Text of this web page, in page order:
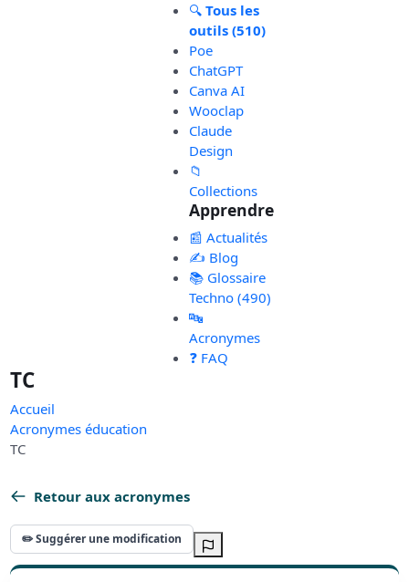
🔍 Tous les
outils (510)
Poe
ChatGPT
Canva AI
Wooclap
Claude
Design
📁
Collections
Apprendre
📰 Actualités
✍️ Blog
📚 Glossaire
Techno (490)
🔤
Acronymes
❓ FAQ
TC
Accueil
Acronymes éducation
TC
Retour aux acronymes
✏️ Suggérer une modification